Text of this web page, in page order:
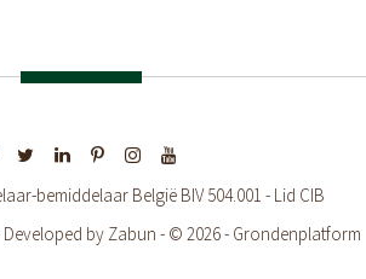
bemiddelaar België BIV 504.001 - Lid CIB
Developed by Zabun - © 2026 - Grondenplatform